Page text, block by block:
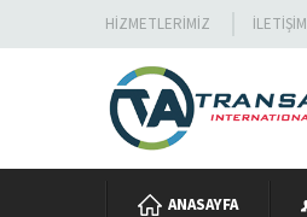
HIZMETLERIMIZ İLETIŞIM
ANASAYFA